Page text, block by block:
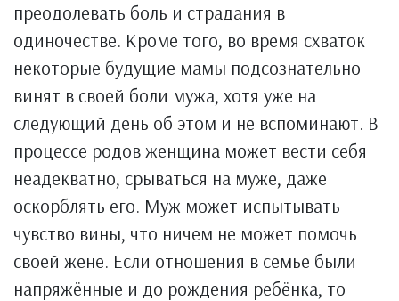
преодолевать боль и страдания в
одиночестве. Кроме того, во время схваток
некоторые будущие мамы подсознательно
винят в своей боли мужа, хотя уже на
следующий день об этом и не вспоминают. В
процессе родов женщина может вести себя
неадекватно, срываться на муже, даже
оскорблять его. Муж может испытывать
чувство вины, что ничем не может помочь
своей жене. Если отношения в семье были
напряжённые и до рождения ребёнка, то